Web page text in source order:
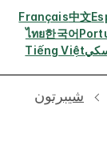
中文
Français
한국어
ไทย
Tiếng Việt
شيبرتون